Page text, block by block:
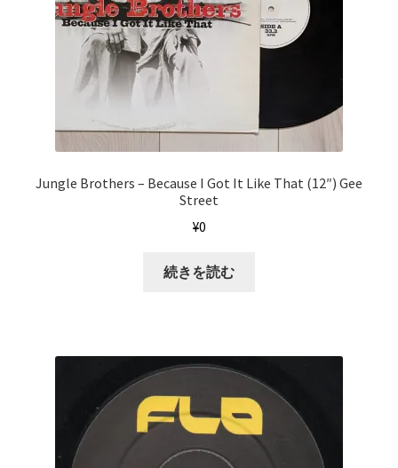
Jungle Brothers – Because I Got It Like That (12″) Gee
Street
¥0
続きを読む